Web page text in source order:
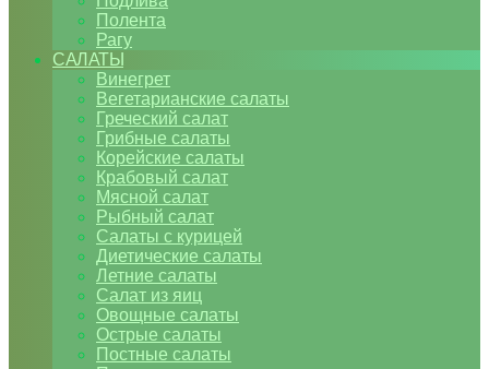
Полента
Рагу
САЛАТЫ
Винегрет
Вегетарианские салаты
Греческий салат
Грибные салаты
Корейские салаты
Крабовый салат
Мясной салат
Рыбный салат
Салаты с курицей
Диетические салаты
Летние салаты
Салат из яиц
Овощные салаты
Острые салаты
Постные салаты